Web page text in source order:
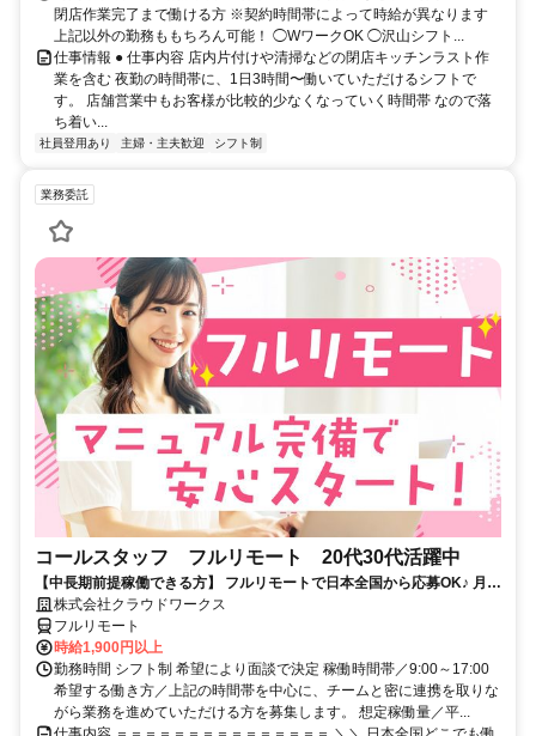
閉店作業完了まで働ける方 ※契約時間帯によって時給が異なります
上記以外の勤務ももちろん可能！ ◯WワークOK ◯沢山シフト...
仕事情報 ● 仕事内容 店内片付けや清掃などの閉店キッチンラスト作
業を含む 夜勤の時間帯に、1日3時間〜働いていただけるシフトで
す。 店舗営業中もお客様が比較的少なくなっていく時間帯 なので落
ち着い...
社員登用あり 主婦・主夫歓迎 シフト制
業務委託
コールスタッフ フルリモート 20代30代活躍中
【中長期前提稼働できる方】 フルリモートで日本全国から応募OK♪ 月稼
働80時間で安定収入！
株式会社クラウドワークス
フルリモート
時給1,900円以上
勤務時間 シフト制 希望により面談で決定 稼働時間帯／9:00～17:00
希望する働き方／上記の時間帯を中心に、チームと密に連携を取りな
がら業務を進めていただける方を募集します。 想定稼働量／平...